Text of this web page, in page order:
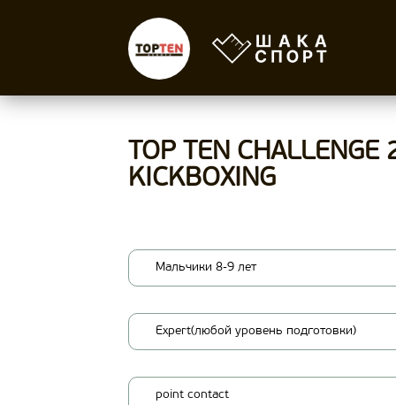
TOP TEN
KICKBOXING
Мальчики 8-9 лет
Expert(любой уровень подготовки)
point contact